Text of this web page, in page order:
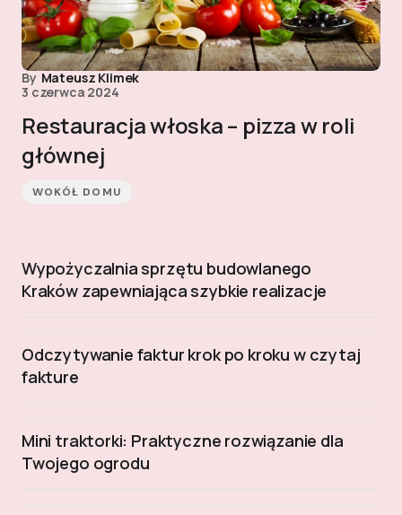
By Mateusz Klimek
3 czerwca 2024
Restauracja włoska – pizza w roli
głównej
WOKÓŁ DOMU
Wypożyczalnia sprzętu budowlanego
Kraków zapewniająca szybkie realizacje
Odczytywanie faktur krok po kroku w czytaj
fakture
Mini traktorki: Praktyczne rozwiązanie dla
Twojego ogrodu